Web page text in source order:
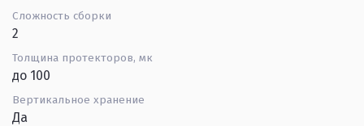
Сложность сборки
2
Толщина протекторов, мк
до 100
Вертикальное хранение
Да